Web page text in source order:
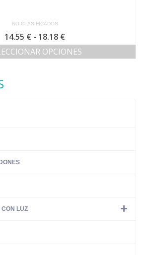
NO CLASIFICADOS
14.55 € - 18.18 €Rango
de
precios:
OPCIONES
LUZ